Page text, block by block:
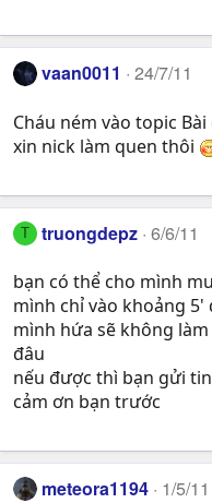
vaan0011 24/7/11
Cháu ném vào topic
xin nick làm quen thôi
T truongdepz 6/6/11
bạn có thể cho mình
mình chỉ vào khoảng 5'
mình hứa sẽ không
đâu
nếu được thì bạn gửi
cảm ơn bạn trước
meteora1194 1/5/11